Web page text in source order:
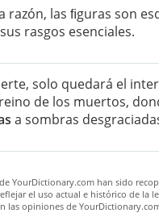
razón, las ﬁguras son
rasgos esenciales.
solo quedará el
de los muertos,
a sombras
YourDictionary.com han sido
el uso actual e histórico de la
las opiniones de